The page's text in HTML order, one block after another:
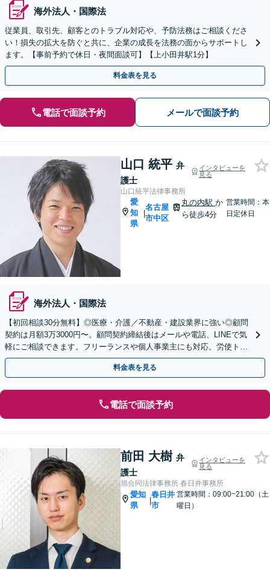
海外法人・国際法
従業員、取引先、顧客とのトラブル対応や、予防法務はご相談くださ
い！損失の拡大を防ぐと共に、企業の成長を法務の面からサポートし
ます。【事前予約で休日・夜間面談可】【上小田井駅1分】
料金表を見る
電話で面談予約 メールで面談予約
山口 統平 弁
護士
インタビューを
見る
山口統平法律事務所
愛
知
県
|
名古屋
市中区
丸の内駅か
ら徒歩4分
営業時間：本
日定休日
海外法人・国際法
【初回相談30分無料】◎医療・介護／不動産・建設業界に強い◎顧問
契約は月額3万3000円〜。顧問契約締結後はメールや電話、LINEで気
軽にご相談できます。フリーランスや個人事業主にも対応。労使トラ
ブルもスピーディに解決。【丸の内駅4分】
料金表を見る
電話で面談予約
前田 大樹 弁
護士
インタビューを
見る
旭合同法律事務所 春日井事務所
愛知
県
|
春日井
市
営業時間：09:00~21:00（土
曜日）